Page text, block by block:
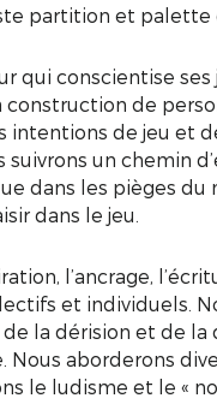
partition et palette
qui conscientise
construction de
intentions de jeu et
un chemin
dans les pièges
dans le jeu.
l’ancrage,
et individuels.
la dérision et de la
Nous aborderons
le ludisme et le «